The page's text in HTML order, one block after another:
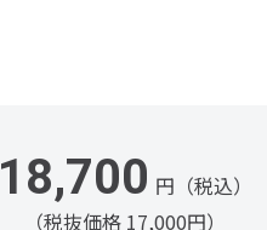
18,700 円（税込）
（税抜価格 17,000円）